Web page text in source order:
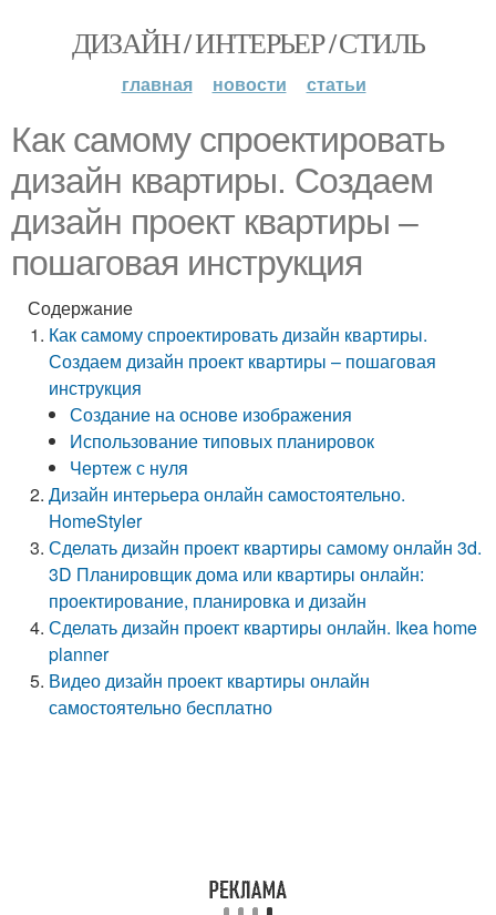
ДИЗАЙН / ИНТЕРЬЕР / СТИЛЬ
главная новости статьи
Как самому спроектировать
дизайн квартиры. Создаем
дизайн проект квартиры –
пошаговая инструкция
Содержание
Как самому спроектировать дизайн квартиры.
Создаем дизайн проект квартиры – пошаговая
инструкция
Создание на основе изображения
Использование типовых планировок
Чертеж с нуля
Дизайн интерьера онлайн самостоятельно.
HomeStyler
Сделать дизайн проект квартиры самому онлайн 3d.
3D Планировщик дома или квартиры онлайн:
проектирование, планировка и дизайн
Сделать дизайн проект квартиры онлайн. Ikea home
planner
Видео дизайн проект квартиры онлайн
самостоятельно бесплатно